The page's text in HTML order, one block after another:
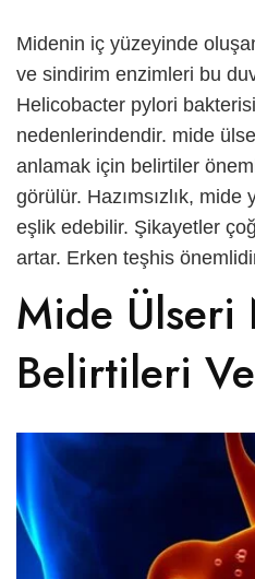
English
العربية
Midenin iç yüzeyinde
ve sindirim enzimleri bu
Helicobacter pylori
nedenlerindendir. mide
anlamak için belirtiler
görülür. Hazımsızlık, mide
eşlik edebilir. Şikayetler
artar. Erken teşhis
Mide Ülseri
Belirtileri